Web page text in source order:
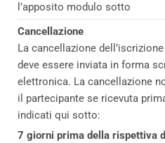
l’apposito modulo sotto
Cancellazione
La cancellazione
deve essere inviata in forma
elettronica. La cancellazione
il partecipante se ricevuta
indicati qui sotto:
7 giorni prima della rispettiva